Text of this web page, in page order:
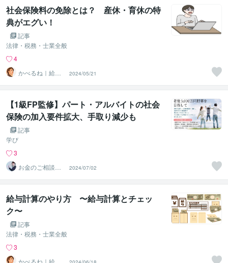
社会保険料の免除とは？ 産休・育休の特
典がエグい！
記事
法律・税務・士業全般
4
かべるね｜給与
計算代行（相談
可・安心）
2024/05/21
【1級FP監修】パート・アルバイトの社会
保険の加入要件拡大、手取り減少も
記事
学び
3
お金のご相談＠F
P法人PrivateFp
2024/07/02
給与計算のやり方 〜給与計算とチェッ
ク〜
記事
法律・税務・士業全般
3
かべるね｜給与